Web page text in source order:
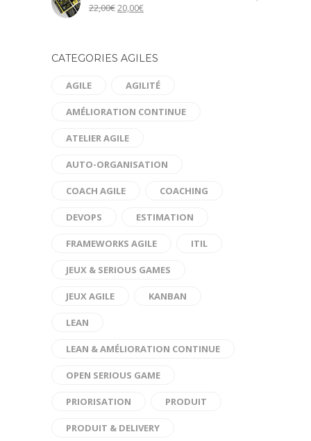
22,00€ Original
22,00€.
20,00€Current
20,00€.
CATEGORIES AGILES
AGILE AGILITÉ
AMÉLIORATION CONTINUE
ATELIER AGILE
AUTO-ORGANISATION
COACH AGILE COACHING
DEVOPS ESTIMATION
FRAMEWORKS AGILE ITIL
JEUX & SERIOUS GAMES
JEUX AGILE KANBAN
LEAN
LEAN & AMÉLIORATION CONTINUE
OPEN SERIOUS GAME
PRIORISATION PRODUIT
PRODUIT & DELIVERY